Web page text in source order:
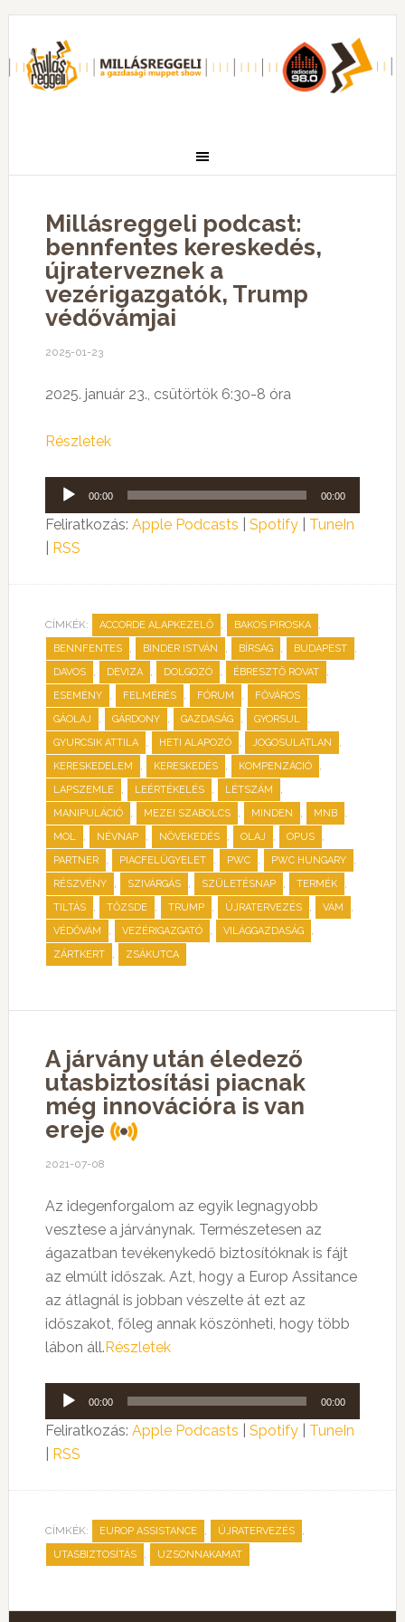
Millásreggeli podcast:
bennfentes kereskedés,
újraterveznek a
vezérigazgatók, Trump
védővámjai
2025-01-23
2025. január 23., csütörtök 6:30-8 óra
Részletek
Audió
lejátszó
00:00 00:00
Feliratkozás: Apple Podcasts Spotify| TuneIn
RSS
CÍMKÉK: ACCORDE ALAPKEZELŐ , BAKOS PIROSKA ,
BENNFENTES , BINDER ISTVÁN , BÍRSÁG , BUDAPEST ,
DAVOS , DEVIZA , DOLGOZÓ , ÉBRESZTŐ ROVAT ,
ESEMÉNY , FELMÉRÉS , FÓRUM , FŐVÁROS ,
GÁOLAJ , GÁRDONY , GAZDASÁG , GYORSUL ,
GYURCSIK ATTILA , HETI ALAPOZÓ , JOGOSULATLAN ,
KERESKEDELEM , KERESKEDÉS , KOMPENZÁCIÓ ,
LAPSZEMLE , LEÉRTÉKELÉS , LÉTSZÁM ,
MANIPULÁCIÓ , MEZEI SZABOLCS , MINDEN , MNB ,
MOL , NÉVNAP , NÖVEKEDÉS , OLAJ , OPUS ,
PARTNER , PIACFELÜGYELET , PWC , PWC HUNGARY ,
RÉSZVÉNY , SZIVÁRGÁS , SZÜLETÉSNAP , TERMÉK ,
TILTÁS , TŐZSDE , TRUMP , ÚJRATERVEZÉS , VÁM ,
VÉDŐVÁM , VEZÉRIGAZGATÓ , VILÁGGAZDASÁG ,
ZÁRTKERT , ZSÁKUTCA
A járvány után éledező
utasbiztosítási piacnak
még innovációra is van
ereje
2021-07-08
Az idegenforgalom az egyik legnagyobb
vesztese a járványnak. Természetesen az
ágazatban tevékenykedő biztosítóknak is fájt
az elmúlt időszak. Azt, hogy a Europ Assitance
az átlagnál is jobban vészelte át ezt az
időszakot, főleg annak köszönheti, hogy több
lábon áll.Részletek
Audió
lejátszó
00:00 00:00
Feliratkozás: Apple Podcasts Spotify| TuneIn
RSS
CÍMKÉK: EUROP ASSISTANCE , ÚJRATERVEZÉS ,
UTASBIZTOSÍTÁS , UZSONNAKAMAT